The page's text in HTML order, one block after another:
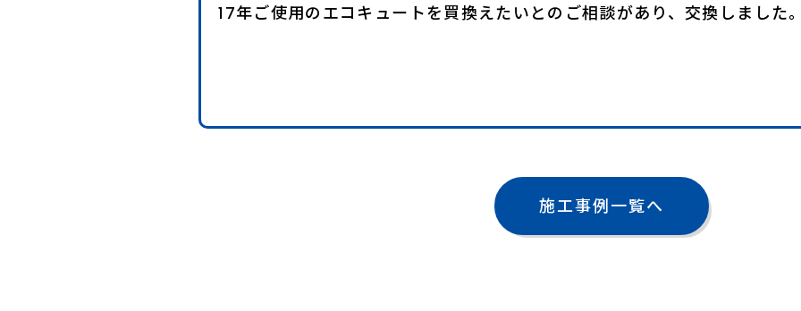
17年ご使用のエコキュートを買換えたいとのご相談があり、交換しました
施工事例一覧へ